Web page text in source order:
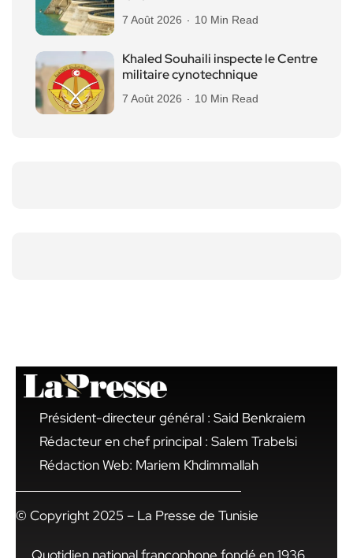
7 Août 2026 10 Min Read
Khaled Souhaili inspecte le Centre
militaire cynotechnique
7 Août 2026 10 Min Read
Président-directeur général : Said Benkraiem
Rédacteur en chef principal : Salem Trabelsi
Rédaction Web: Mariem Khdimmallah
© Copyright 2025 – La Presse de Tunisie